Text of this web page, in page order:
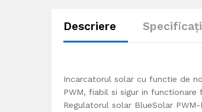
Descriere
Incarcatorul solar cu functie de
PWM, fiabil si sigur in
Regulatorul solar BlueSolar